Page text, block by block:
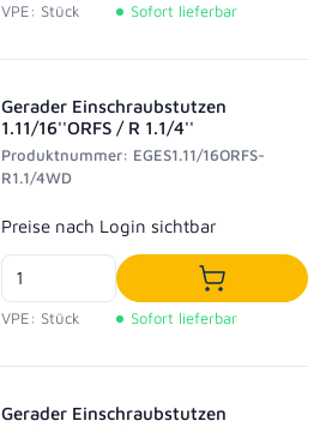
VPE: Stück Sofort lieferbar
Gerader Einschraubstutzen
1.11/16''ORFS / R 1.1/4''
Produktnummer: EGES1.11/16ORFS-
R1.1/4WD
Regulärer Preis:
Preise nach Login sichtbar
VPE: Stück
In den
Sofort lieferbar
Gerader Einschraubstutzen